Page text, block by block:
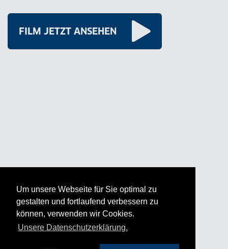
Um unsere Webseite für Sie optimal zu
gestalten und fortlaufend verbessern zu
können, verwenden wir Cookies.
Unsere Datenschutzerklärung.
FILM JETZT ANSEHEN